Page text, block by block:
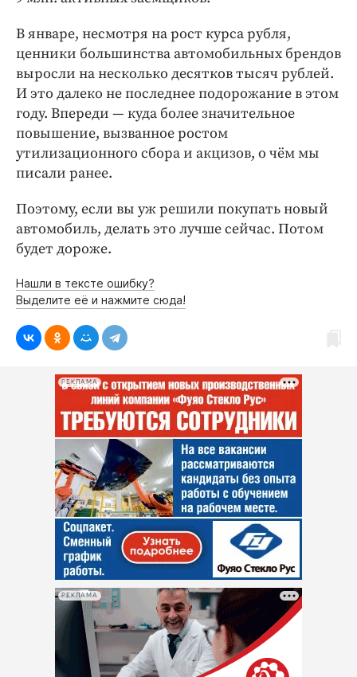
В январе, несмотря на рост курса рубля,
ценники большинства автомобильных брендов
выросли на несколько десятков тысяч рублей.
И это далеко не последнее подорожание в этом
году. Впереди — куда более значительное
повышение, вызванное ростом
утилизационного сбора и акцизов, о чём мы
писали ранее.
Поэтому, если вы уж решили покупать новый
автомобиль, делать это лучше сейчас. Потом
будет дороже.
Нашли в тексте ошибку?
Выделите её и нажмите сюда!
РЕКЛАМА
РЕКЛАМА